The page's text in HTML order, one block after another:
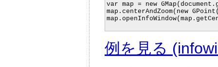
var map = new
map.centerAndZoom(new
例を見る